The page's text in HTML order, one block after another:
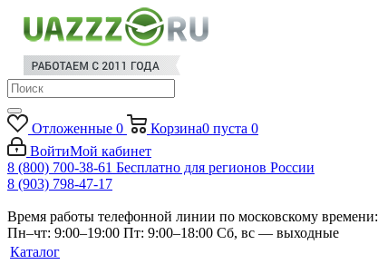
Отложенные 0 Корзина0 пуста 0
ВойтиМой кабинет
8 (800) 700-38-61 Бесплатно для регионов России
8 (903) 798-47-17
Время работы телефонной линии по московскому времени:
Пн–чт: 9:00–19:00 Пт: 9:00–18:00 Сб, вс — выходные
Каталог